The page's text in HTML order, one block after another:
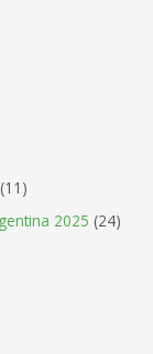
(11)
2025 (24)